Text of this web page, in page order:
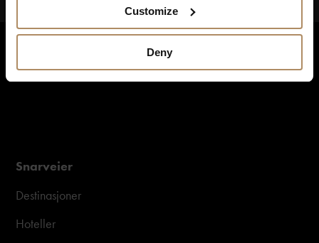
Customize
Deny
Snarveier
Destinasjoner
Hoteller